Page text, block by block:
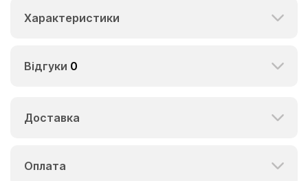
Характеристики
Відгуки 0
Доставка
Оплата